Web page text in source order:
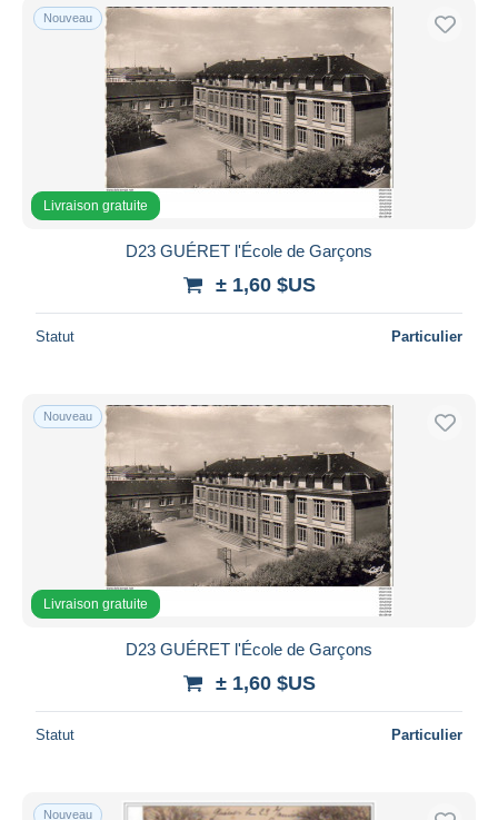
Nouveau
Livraison gratuite
D23 GUÉRET l'École de Garçons
± 1,60 $US
Statut Particulier
Nouveau
Livraison gratuite
D23 GUÉRET l'École de Garçons
± 1,60 $US
Statut Particulier
Nouveau